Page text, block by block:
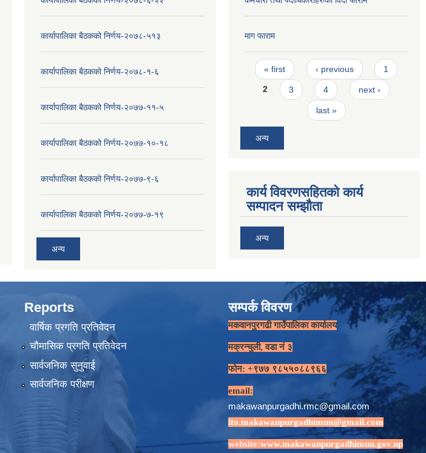
कार्यापालिका बैठकको निर्णय-२०७८-५१३
कार्यापालिका बैठकको निर्णय-२०७८-१-६
कार्यापालिका बैठकको निर्णय-२०७७-११-५
कार्यापालिका बैठकको निर्णय-२०७७-१०-१८
कार्यापालिका बैठकको निर्णय-२०७७-९-६
कार्यापालिका बैठकको निर्णय-२०७७-७-१९
अन्य
माग फाराम
Pages
« first ‹ previous 1
2 3 4 next ›
last »
अन्य
कार्य विवरणसहितको कार्य
सम्पादन सम्झौता
अन्य
Reports
वार्षिक प्रगति प्रतिवेदन
चौमासिक प्रगति प्रतिवेदन
सार्वजनिक सुनुवाई
सार्वजनिक परीक्षण
सम्पर्क विवरण
मकवानपुरगढी गाउँपालिका कार्यालय
मक्रन्चुली, वडा नं ३
फोन: +९७७ ९८५५०८८९६६
email:
makawanpurgadhi.rmc@gmail.com
ito.makawanpurgadhimun@gmail.com
website:www.makawanpurgadhimun.gov.np